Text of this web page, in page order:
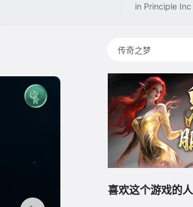
in Principle Inc
喜欢这个游戏的